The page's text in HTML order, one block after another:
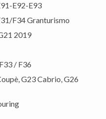
E92-E93
F34 Granturismo
2019
/ F36
G23 Cabrio, G26